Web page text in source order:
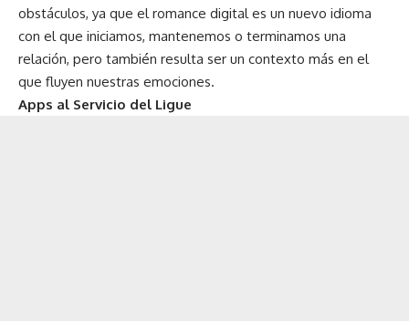
obstáculos, ya que el romance digital es un nuevo idioma
con el que iniciamos, mantenemos o terminamos una
relación, pero también resulta ser un contexto más en el
que fluyen nuestras emociones.
Apps al Servicio del Ligue